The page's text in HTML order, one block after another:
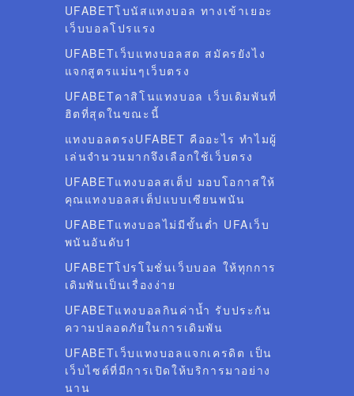
UFABETโบนัสแทงบอล ทางเข้าเยอะ
เว็บบอลโปรแรง
UFABETเว็บแทงบอลสด สมัครยังไง
แจกสูตรแม่นๆเว็บตรง
UFABETคาสิโนแทงบอล เว็บเดิมพันที่
ฮิตที่สุดในขณะนี้
แทงบอลตรงUFABET คืออะไร ทำไมผู้
เล่นจำนวนมากจึงเลือกใช้เว็บตรง
UFABETแทงบอลสเต็ป มอบโอกาสให้
คุณแทงบอลสเต็ปแบบเซียนพนัน
UFABETแทงบอลไม่มีขั้นต่ำ UFAเว็บ
พนันอันดับ1
UFABETโปรโมชั่นเว็บบอล ให้ทุกการ
เดิมพันเป็นเรื่องง่าย
UFABETแทงบอลกินค่าน้ำ รับประกัน
ความปลอดภัยในการเดิมพัน
UFABETเว็บแทงบอลแจกเครดิต เป็น
เว็บไซต์ที่มีการเปิดให้บริการมาอย่าง
นาน